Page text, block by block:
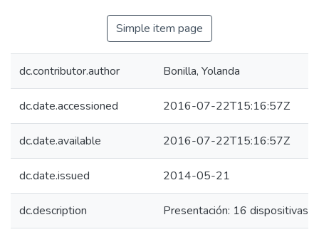
Simple item page
dc.contributor.author Bonilla, Yolanda
dc.date.accessioned 2016-07-22T15:16:57Z
dc.date.available 2016-07-22T15:16:57Z
dc.date.issued 2014-05-21
dc.description Presentación: 16 dispositivas.